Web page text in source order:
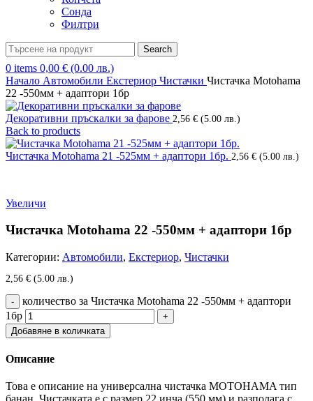
Сонда
Филтри
Search
0 items 0,00 € (0.00 лв.)
Начало Автомобили Екстериор Чистачки Чистачка Motohama
22 -550мм + адаптори 1бр
Декоративни пръскалки за фарове 2,56 € (5.00 лв.)
Back to products
Чистачка Motohama 21 -525мм + адаптори 1бр. 2,56 € (5.00 лв.)
Увеличи
Чистачка Motohama 22 -550мм + адаптори 1бр
Категории: Автомобили, Екстериор, Чистачки
2,56 € (5.00 лв.)
количество за Чистачка Motohama 22 -550мм + адаптори
1бр
Добавяне в количката
Описание
Това е описание на универсална чистачка MOTOHAMA тип